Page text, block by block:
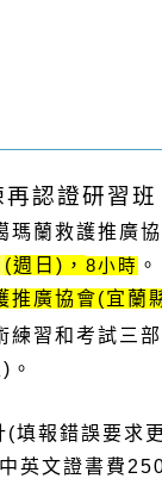
再認證研習班
瑪蘭救護推廣
(週日 )， 8小時 。
推廣協會(宜蘭
練習和考試三部
。
填報錯誤要求
英文證書費